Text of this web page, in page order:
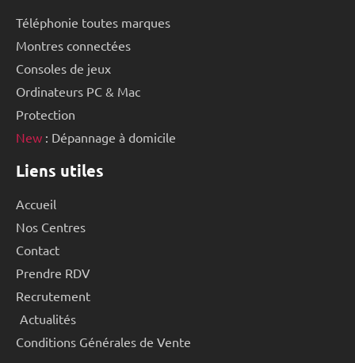
Téléphonie toutes marques
Montres connectées
Consoles de jeux
Ordinateurs PC & Mac
Protection
New : Dépannage à domicile
Liens utiles
Accueil
Nos Centres
Contact
Prendre RDV
Recrutement
Actualités
Conditions Générales de Vente